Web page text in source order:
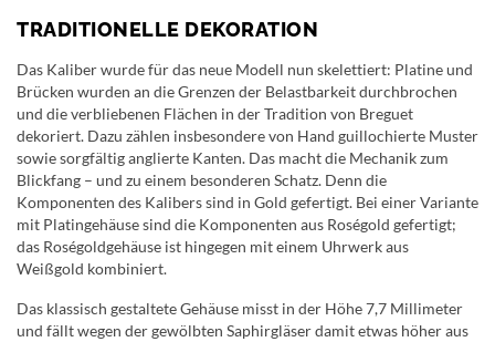
TRADITIONELLE DEKORATION
Das Kaliber wurde für das neue Modell nun skelettiert: Platine und
Brücken wurden an die Grenzen der Belastbarkeit durchbrochen
und die verbliebenen Flächen in der Tradition von Breguet
dekoriert. Dazu zählen insbesondere von Hand guillochierte Muster
sowie sorgfältig anglierte Kanten. Das macht die Mechanik zum
Blickfang – und zu einem besonderen Schatz. Denn die
Komponenten des Kalibers sind in Gold gefertigt. Bei einer Variante
mit Platingehäuse sind die Komponenten aus Roségold gefertigt;
das Roségoldgehäuse ist hingegen mit einem Uhrwerk aus
Weißgold kombiniert.
Das klassisch gestaltete Gehäuse misst in der Höhe 7,7 Millimeter
und fällt wegen der gewölbten Saphirgläser damit etwas höher aus